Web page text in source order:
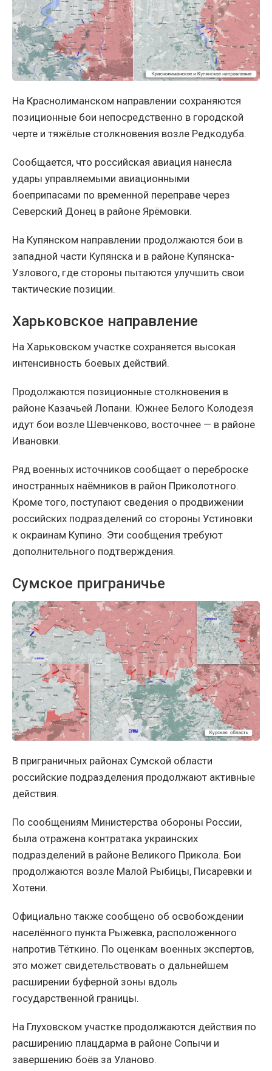
На Краснолиманском направлении сохраняются
позиционные бои непосредственно в городской
черте и тяжёлые столкновения возле Редкодуба.
Сообщается, что российская авиация нанесла
удары управляемыми авиационными
боеприпасами по временной переправе через
Северский Донец в районе Ярёмовки.
На Купянском направлении продолжаются бои в
западной части Купянска и в районе Купянска-
Узлового, где стороны пытаются улучшить свои
тактические позиции.
Харьковское направление
На Харьковском участке сохраняется высокая
интенсивность боевых действий.
Продолжаются позиционные столкновения в
районе Казачьей Лопани. Южнее Белого Колодезя
идут бои возле Шевченково, восточнее — в районе
Ивановки.
Ряд военных источников сообщает о переброске
иностранных наёмников в район Приколотного.
Кроме того, поступают сведения о продвижении
российских подразделений со стороны Устиновки
к окраинам Купино. Эти сообщения требуют
дополнительного подтверждения.
Сумское приграничье
В приграничных районах Сумской области
российские подразделения продолжают активные
действия.
По сообщениям Министерства обороны России,
была отражена контратака украинских
подразделений в районе Великого Прикола. Бои
продолжаются возле Малой Рыбицы, Писаревки и
Хотени.
Официально также сообщено об освобождении
населённого пункта Рыжевка, расположенного
напротив Тёткино. По оценкам военных экспертов,
это может свидетельствовать о дальнейшем
расширении буферной зоны вдоль
государственной границы.
На Глуховском участке продолжаются действия по
расширению плацдарма в районе Сопычи и
завершению боёв за Уланово.